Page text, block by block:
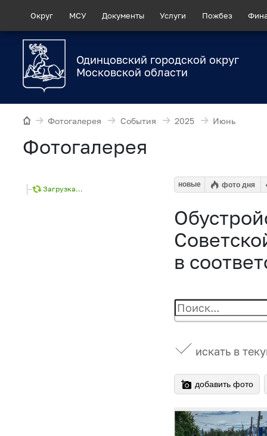
Округ МСУ Документы Услуги Пожбез
Одинцовский городской округ
Московской области
Фотогалерея События 2025 Июнь
Фотогалерея
Загрузка...
новые фото дня
в
искать в
добавить фото